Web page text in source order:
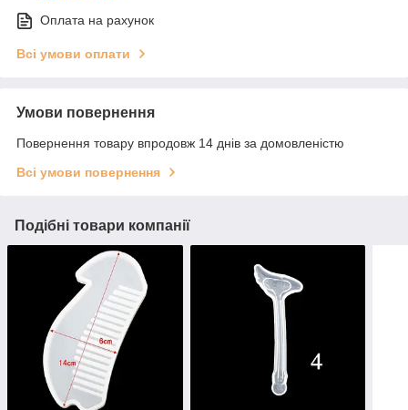
Оплата на рахунок
Всі умови оплати
Умови повернення
Повернення товару впродовж 14 днів за домовленістю
Всі умови повернення
Подібні товари компанії